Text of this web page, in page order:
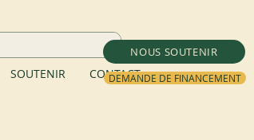
NOUS SOUTENIR
DEMANDE DE FINANCEMENT
SOUTENIR CONTACT